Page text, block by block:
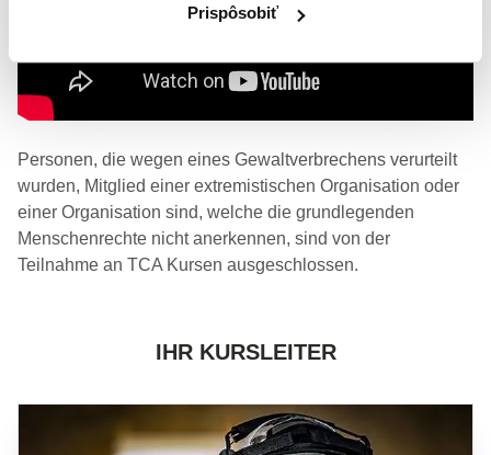
Prispôsobiť
Personen, die wegen eines Gewaltverbrechens verurteilt
wurden, Mitglied einer extremistischen Organisation oder
einer Organisation sind, welche die grundlegenden
Menschenrechte nicht anerkennen, sind von der
Teilnahme an TCA Kursen ausgeschlossen.
IHR KURSLEITER